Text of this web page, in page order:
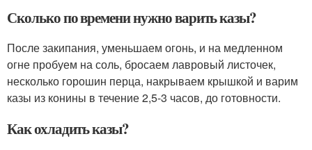
Сколько по времени нужно варить казы?
После закипания, уменьшаем огонь, и на медленном
огне пробуем на соль, бросаем лавровый листочек,
несколько горошин перца, накрываем крышкой и варим
казы из конины в течение 2,5-3 часов, до готовности.
Как охладить казы?